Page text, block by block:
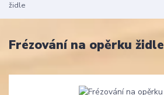
židle
Frézování na opěrku židle